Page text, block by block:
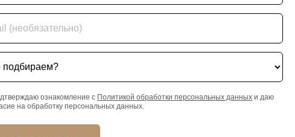
ознакомление с Политикой обработки персональных данных и даю
на обработку персональных данных.